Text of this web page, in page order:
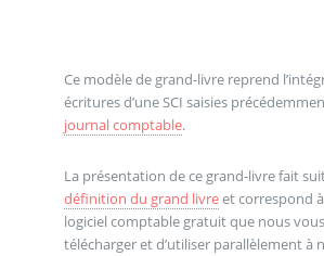
Ce modèle de grand-livre reprend
écritures d’une SCI saisies
journal comptable.
La présentation de ce grand-livre fait
définition du grand livreet correspond
logiciel comptable gratuit que nous
télécharger et d’utiliser parallèlement à